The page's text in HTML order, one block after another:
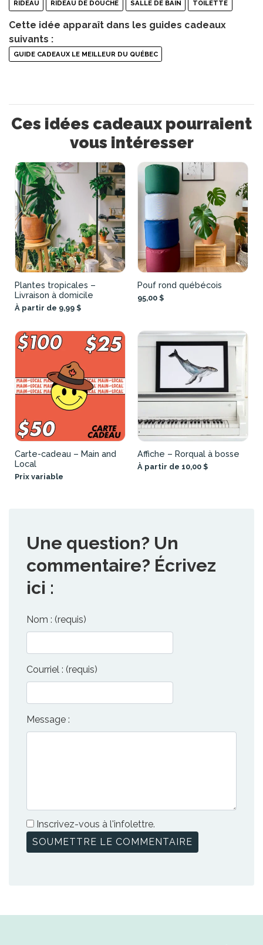
RIDEAU RIDEAU DE DOUCHE SALLE DE BAIN TOILETTE
Cette idée apparaît dans les guides cadeaux
suivants :
GUIDE CADEAUX LE MEILLEUR DU QUÉBEC
Ces idées cadeaux pourraient
vous intéresser
Plantes tropicales –
Livraison à domicile
À partir de 9,99 $
Pouf rond québécois
95,00 $
Carte-cadeau – Main and
Local
Prix variable
Affiche – Rorqual à bosse
À partir de 10,00 $
Une question? Un
commentaire? Écrivez
ici :
Nom : (requis)
Courriel : (requis)
Message :
Inscrivez-vous à l'infolettre.